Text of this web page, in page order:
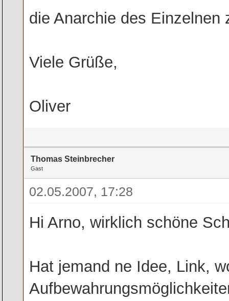
die Anarchie des Einzelnen
Viele Grüße,
Oliver
Thomas Steinbrecher
Gast
02.05.2007, 17:28
Hi Arno, wirklich schöne
Hat jemand ne Idee, Link,